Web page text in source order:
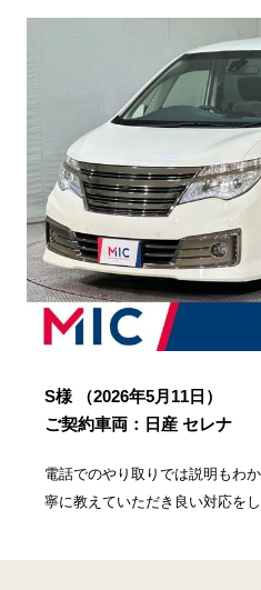
S様
（2026年5月11日）
ご契約車両：日産 セレナ
電話でのやり取りでは説明もわ
寧に教えていただき良い対応をし